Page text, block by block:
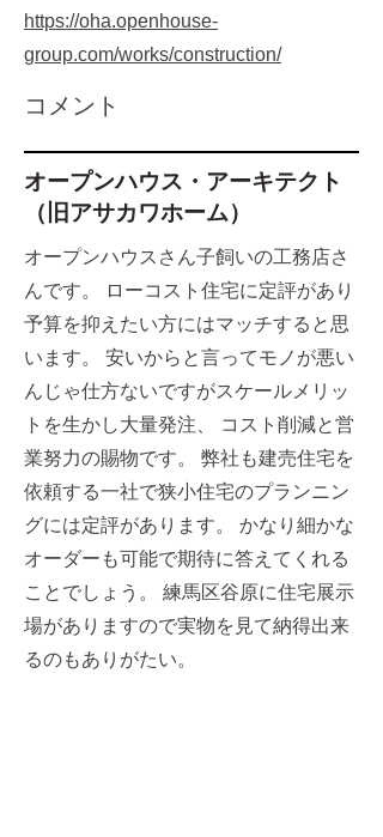
https://oha.openhouse-
group.com/works/construction/
​コメント
オープンハウス・アーキテクト
（旧アサカワホーム）
オープンハウスさん子飼いの工務店さ
んです。 ローコスト住宅に定評があり
予算を抑えたい方にはマッチすると思
います。 安いからと言ってモノが悪い
んじゃ仕方ないですがスケールメリッ
トを生かし大量発注、 コスト削減と営
業努力の賜物です。 弊社も建売住宅を
依頼する一社で狭小住宅のプランニン
グには定評があります。 かなり細かな
オーダーも可能で期待に答えてくれる
ことでしょう。 練馬区谷原に住宅展示
場がありますので実物を見て納得出来
るのもありがたい。